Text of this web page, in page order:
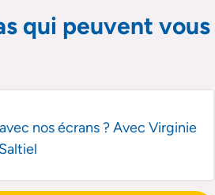
qui peuvent vous
nos écrans ? Avec Virginie